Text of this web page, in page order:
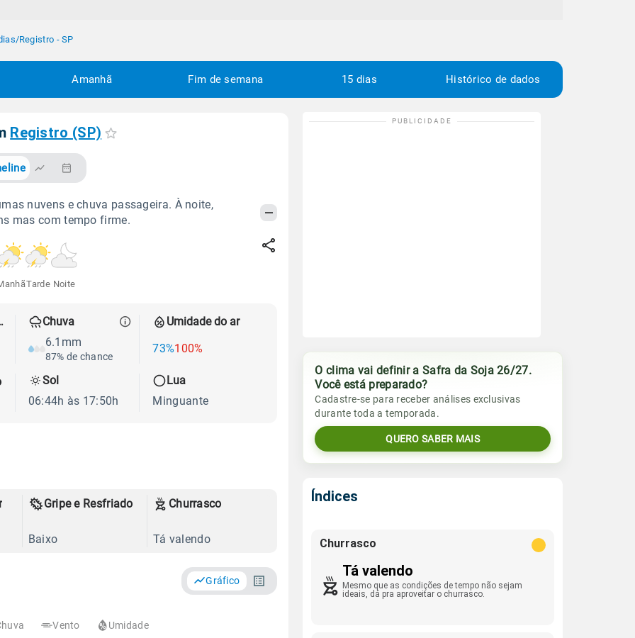
/Registro - SP
Amanhã Fim de semana 15 dias Histórico de dados
Registro (SP)
nuvens e chuva passageira. À noite,
mas com tempo firme.
Tarde Noite
Chuva
6.1mm
87% de chance
Umidade do ar
73%100%
Sol
06:44h às 17:50h
Lua
Minguante
Gripe e Resfriado
Baixo
Churrasco
Tá valendo
Gráfico
Vento Umidade
O clima vai definir a Safra da Soja 26/27.
Você está preparado?
Cadastre-se para receber análises exclusivas
durante toda a temporada.
QUERO SABER MAIS
Índices
Churrasco
Tá valendo
Mesmo que as condições de tempo não sejam
ideais, dá pra aproveitar o churrasco.